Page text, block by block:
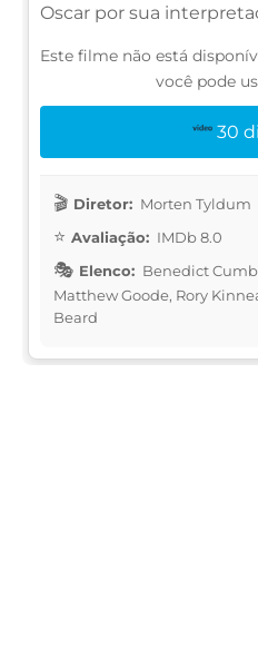
Oscar por sua
Este filme não está
você pode
30
Diretor: Morten Tyldum
Avaliação: IMDb 8.0
Elenco: Benedict
Matthew Goode, Rory
Beard